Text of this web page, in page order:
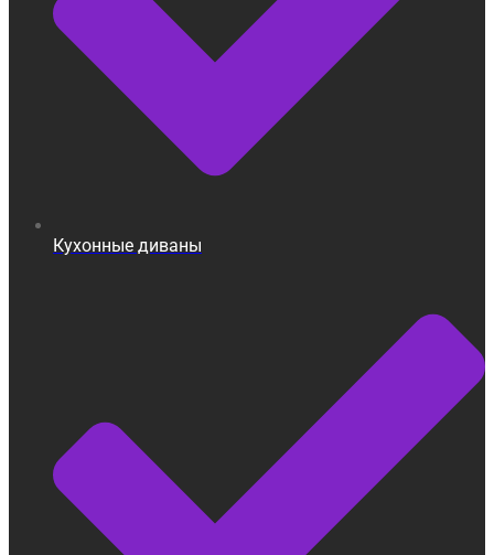
Кухонные диваны